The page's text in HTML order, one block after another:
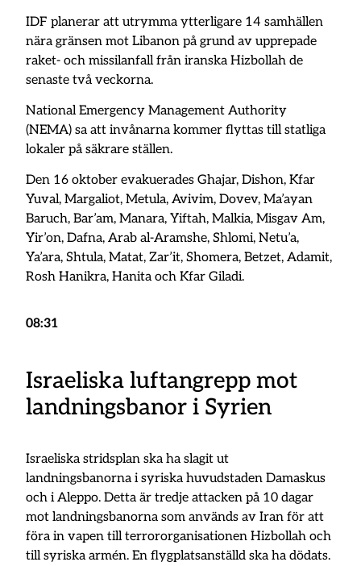
IDF planerar att utrymma ytterligare 14 samhällen
nära gränsen mot Libanon på grund av upprepade
raket- och missilanfall från iranska Hizbollah de
senaste två veckorna.
National Emergency Management Authority
(NEMA) sa att invånarna kommer flyttas till statliga
lokaler på säkrare ställen.
Den 16 oktober evakuerades Ghajar, Dishon, Kfar
Yuval, Margaliot, Metula, Avivim, Dovev, Ma’ayan
Baruch, Bar’am, Manara, Yiftah, Malkia, Misgav Am,
Yir’on, Dafna, Arab al-Aramshe, Shlomi, Netu’a,
Ya’ara, Shtula, Matat, Zar’it, Shomera, Betzet, Adamit,
Rosh Hanikra, Hanita och Kfar Giladi.
08:31
Israeliska luftangrepp mot
landningsbanor i Syrien
Israeliska stridsplan ska ha slagit ut
landningsbanorna i syriska huvudstaden Damaskus
och i Aleppo. Detta är tredje attacken på 10 dagar
mot landningsbanorna som används av Iran för att
föra in vapen till terrororganisationen Hizbollah och
till syriska armén. En flygplatsanställd ska ha dödats.